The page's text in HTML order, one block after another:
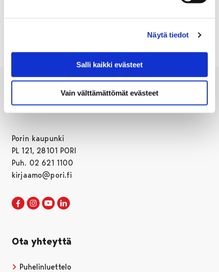
Näytä tiedot
Salli kaikki evästeet
Vain välttämättömät evästeet
Porin kaupunki
PL 121, 28101 PORI
Puh. 02 621 1100
kirjaamo@pori.fi
Porin kaupunki Facebookissa
Avautuu uudessa välilehdessä
Porin kaupunki Instagramissa
Avautuu uudessa välilehdessä
Porin kaupunki Youtubessa
Avautuu uudessa välilehdessä
Ota yhteyttä
Puhelinluettelo